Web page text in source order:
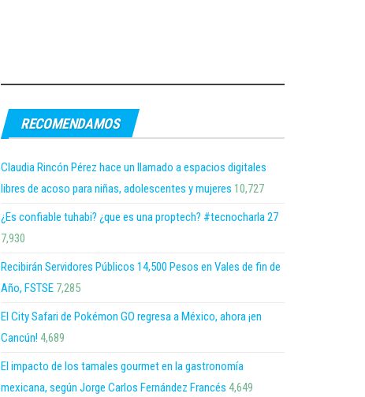
RECOMENDAMOS
Claudia Rincón Pérez hace un llamado a espacios digitales
libres de acoso para niñas, adolescentes y mujeres 10,727
¿Es confiable tuhabi? ¿que es una proptech? #tecnocharla 27
7,930
Recibirán Servidores Públicos 14,500 Pesos en Vales de fin de
Año, FSTSE 7,285
El City Safari de Pokémon GO regresa a México, ahora ¡en
Cancún! 4,689
El impacto de los tamales gourmet en la gastronomía
mexicana, según Jorge Carlos Fernández Francés 4,649